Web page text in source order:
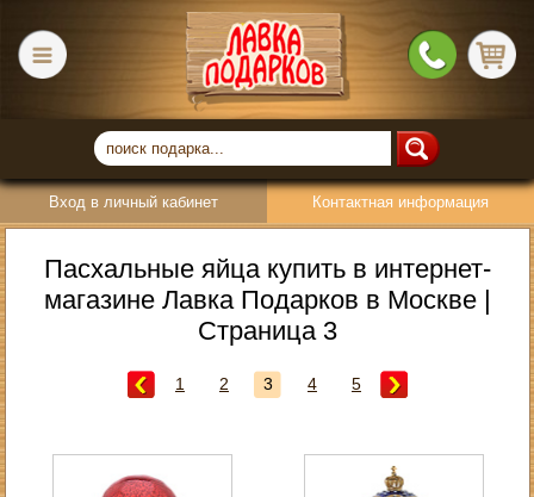
Вход в личный кабинет Контактная информация
Пасхальные яйца купить в интернет-
магазине Лавка Подарков в Москве |
Страница 3
1 2 3 4 5